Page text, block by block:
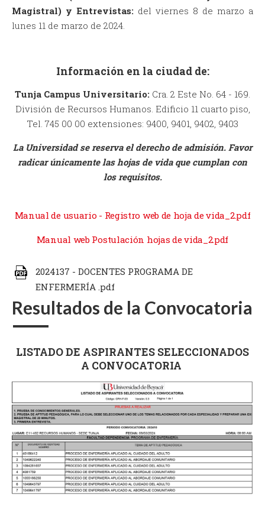
Magistral) y Entrevistas: del viernes 8 de marzo a
lunes 11 de marzo de 2024.
Información en la ciudad de:
Tunja Campus Universitario: Cra. 2 Este No. 64 - 169.
División de Recursos Humanos. Edificio 11 cuarto piso,
Tel. 745 00 00 extensiones: 9400, 9401, 9402, 9403
La Universidad se reserva el derecho de admisión. Favor
radicar únicamente las hojas de vida que cumplan con
los requisitos.
Manual de usuario - Registro web de hoja de vida_2.pdf
Manual web Postulación hojas de vida_2.pdf
2024137 - DOCENTES PROGRAMA DE
ENFERMERÍA .pdf
Resultados de la Convocatoria
LISTADO DE ASPIRANTES SELECCIONADOS
A CONVOCATORIA